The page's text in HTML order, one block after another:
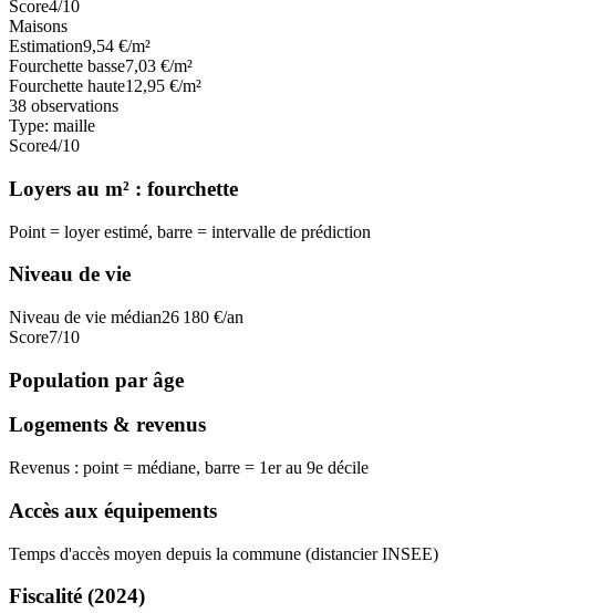
Score4/10
Maisons
Estimation9,54 €/m²
Fourchette basse7,03 €/m²
Fourchette haute12,95 €/m²
38 observations
Type: maille
Score4/10
Loyers au m² : fourchette
Point = loyer estimé, barre = intervalle de prédiction
Niveau de vie
Niveau de vie médian26 180 €/an
Score7/10
Population par âge
Logements & revenus
Revenus : point = médiane, barre = 1er au 9e décile
Accès aux équipements
Temps d'accès moyen depuis la commune (distancier INSEE)
Fiscalité (2024)